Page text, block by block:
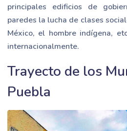
principales edificios de
paredes la lucha de clases
México, el hombre indígena,
internacionalmente.
Trayecto de los
Puebla